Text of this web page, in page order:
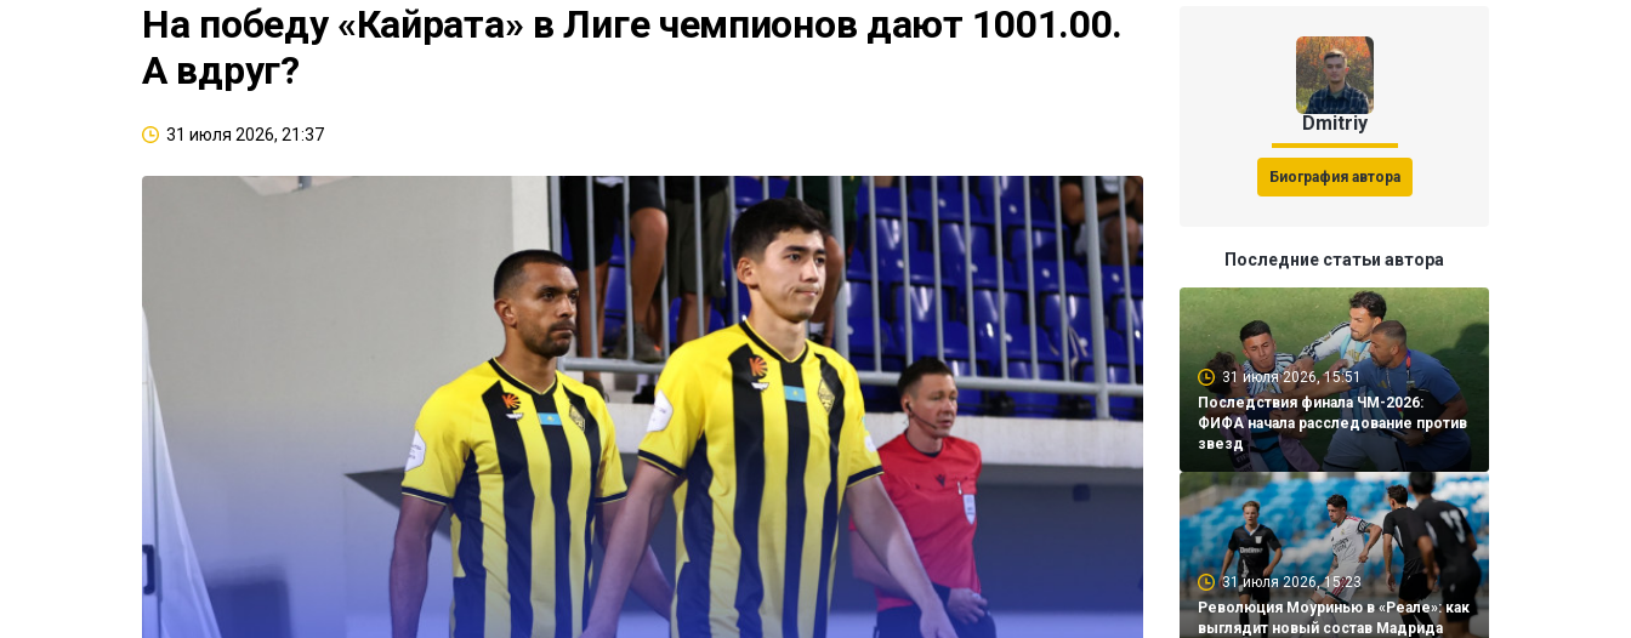
На победу «Кайрата» в Лиге чемпионов дают 1001.00.
А вдруг?
31 июля 2026, 21:37 Dmitriy
Биография автора
Последние статьи автора
31 июля 2026, 15:51
Последствия финала ЧМ-2026:
ФИФА начала расследование против
звезд
31 июля 2026, 15:23
Революция Моуринью в «Реале»: как
выглядит новый состав Мадрида